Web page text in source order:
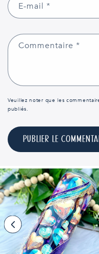
E-mail *
Commentaire *
Veuillez noter que les
publiés.